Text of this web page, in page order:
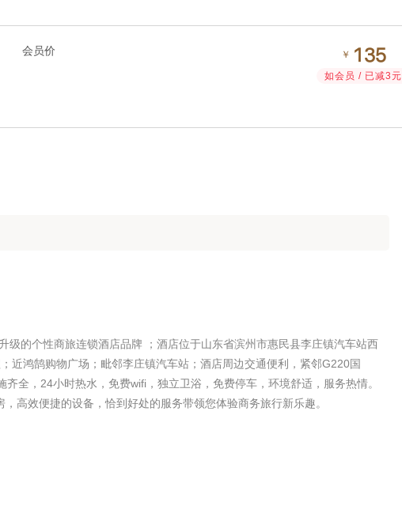
会员价 ￥  
如会员 / 已减3元
级的个性商旅连锁酒店品牌 ；酒店位于山东省滨州市惠民县李庄镇汽车站西
近鸿鹄购物广场；毗邻李庄镇汽车站；酒店周边交通便利，紧邻G220国
全，24小时热水，免费wifi，独立卫浴，免费停车，环境舒适，服务热情。
高效便捷的设备，恰到好处的服务带领您体验商务旅行新乐趣。